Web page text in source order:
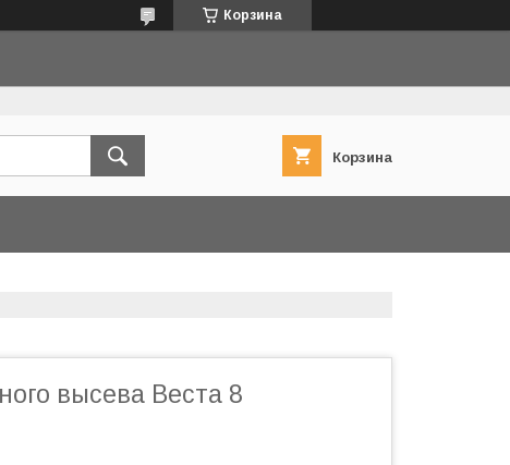
Корзина
Корзина
высева Веста 8